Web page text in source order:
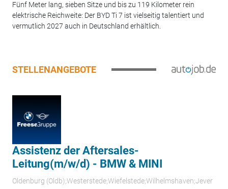
Fünf Meter lang, sieben Sitze und bis zu 119 Kilometer rein
elektrische Reichweite: Der BYD Ti 7 ist vielseitig talentiert und
vermutlich 2027 auch in Deutschland erhältlich.
STELLENANGEBOTE
Assistenz der Aftersales-
Leitung(m/w/d) - BMW & MINI
Oldenburg (Oldb);Westerstede;Wiefelstede;Wilhelmshaven;Jever